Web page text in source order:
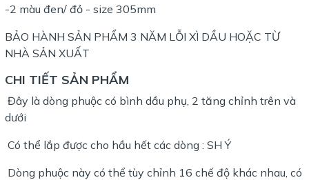
-2 màu đen/ đỏ - size 305mm
BẢO HÀNH SẢN PHẨM 3 NĂM LỖI XÌ DẦU HOẶC TỪ
NHÀ SẢN XUẤT
CHI TIẾT SẢN PHẨM
Đây là dòng phuộc có bình dầu phụ, 2 tăng chỉnh trên và
dưới
Có thể lắp được cho hầu hết các dòng : SH Ý
Dòng phuộc này có thể tùy chỉnh 16 chế độ khác nhau, có